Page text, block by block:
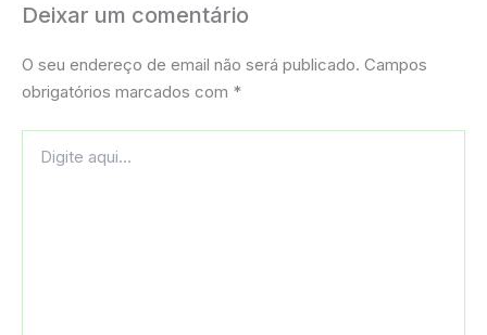
Deixar um comentário
O seu endereço de email não será publicado. Campos
obrigatórios marcados com *
aqui...